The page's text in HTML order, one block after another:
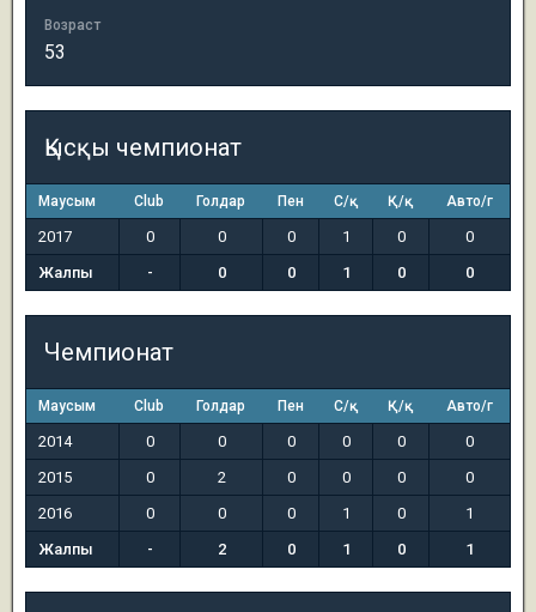
Возраст
53
Қысқы чемпионат
Маусым Club Голдар Пен С/қ Қ/қ Авто/г
2017 0 0 0 1 0
0
Жалпы
- 0 0 1 0 0
Чемпионат
Маусым Club Голдар Пен С/қ Қ/қ Авто/г
2014 0 0 0 0 0
0
2015
0 2 0 0 0
0
2016
0 0 0 1 0
1
Жалпы
- 2 0 1 0 1